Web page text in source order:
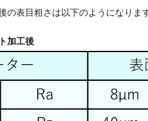
の表目粗さは以下のようになりま
加工後